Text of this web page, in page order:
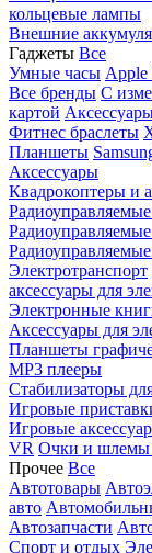
кольцевые лампы
Внешние
Гаджеты Все
Умные часы Apple
Все бренды C
картой
Фитнес браслеты
Планшеты
Аксессуары
Квадрокоптеры и
Электротранспорт
аксессуары для
Электронные
Аксессуары для
Планшеты
MP3 плееры
Стабилизаторы
Игровые
Игровые
VR Очки и шлемы
Прочее Все
Автотовары
авто
Автозапчасти
Спорт и отдых